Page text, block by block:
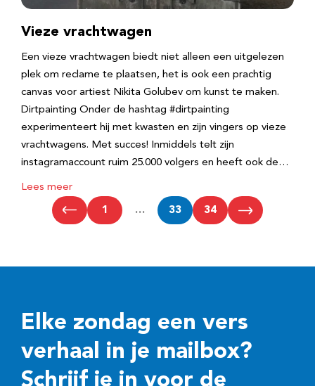
Vieze vrachtwagen
Een vieze vrachtwagen biedt niet alleen een uitgelezen
plek om reclame te plaatsen, het is ook een prachtig
canvas voor artiest Nikita Golubev om kunst te maken.
Dirtpainting Onder de hashtag #dirtpainting
experimenteert hij met kwasten en zijn vingers op vieze
vrachtwagens. Met succes! Inmiddels telt zijn
instagramaccount ruim 25.000 volgers en heeft ook de…
Lees meer
1 … 33 34
Elke zondag een vers
verhaal in je mailbox?
Schrijf je in voor de